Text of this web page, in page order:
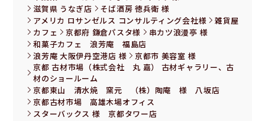
滋賀県 うなぎ店
そば酒房 徳兵衛 様
アメリカ ロサンゼルス コンサルティング会社様
雑貨屋
カフェ
京都府 鎌倉パスタ様
串カツ浪漫亭 様
和菓子カフェ 浪芳庵 福島店
浪芳庵 大阪伊丹空港店 様
京都市 美容室 様
京都 古材市場（株式会社 丸 嘉） 古材ギャラリー、古
材のショールーム
京都東山 清水焼 窯元 （株）陶庵 様 八坂店
京都古材市場 高雄木場オフィス
スターバックス 様 京都タワー店